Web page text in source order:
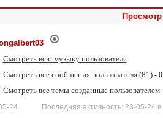
Смотреть всю музыку пользователя
Смотреть все сообщения пользователя (81)-
Смотреть все темы созданные пользователем
05-24 Последняя активность: 23-05-24 в